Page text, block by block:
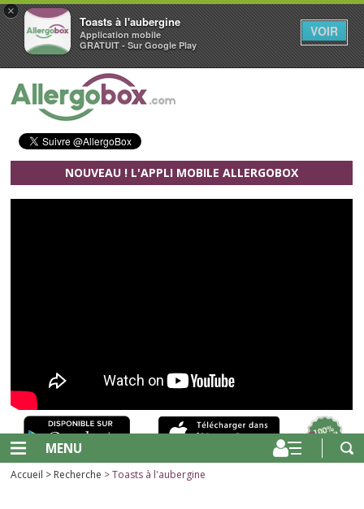
×
Toasts à l'aubergine
Application mobile
GRATUIT - Sur Google Play
VOIR
Aller au contenu principal
NOUVEAU ! L'APPLI MOBILE ALLERGOBOX
MENU
Accueil > Recherche > Toasts à l'aubergine